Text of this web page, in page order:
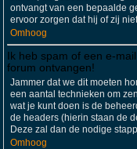
ontvangt van een bepaalde
ervoor zorgen dat hij of zij
Omhoog
Ik heb spam of een e-
forum ontvangen!
Jammer dat we dit moeten
een aantal technieken om
wat je kunt doen is de
de headers (hierin staan de
Deze zal dan de nodige
Omhoog